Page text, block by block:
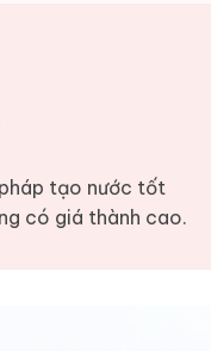
tạo nước tốt
có giá thành cao.